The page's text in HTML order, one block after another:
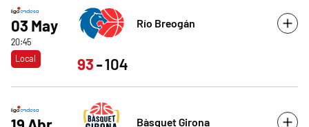
03 May
20:45
Local
Río Breogán
93 104
Bàsquet Girona